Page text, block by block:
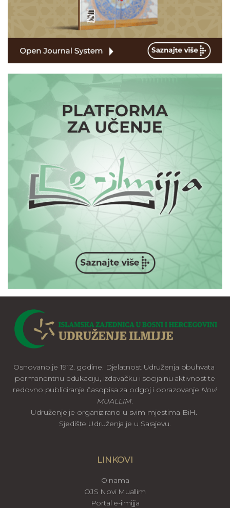
Osnovano je 1912. godine. Djelatnost Udruženja obuhvata
permanentnu edukaciju, izdavačku i socijalnu aktivnost te
redovno publiciranje časopisa za odgoj i obrazovanje Novi
MUALLIM.
Udruženje je organizirano u svim mjestima BiH.
Sjedište Udruženja je u Sarajevu.
LINKOVI
O nama
OJS Novi Muallim
Portal e-ilmijja